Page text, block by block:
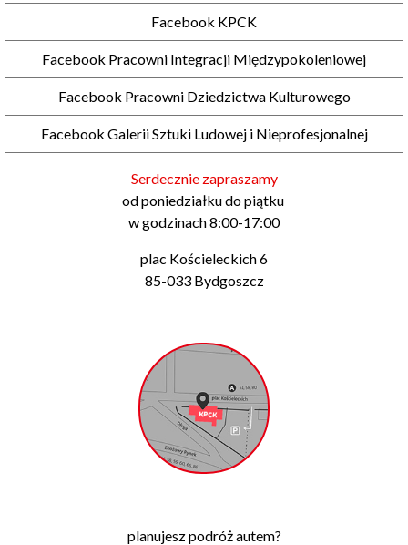
Facebook KPCK
Facebook Pracowni Integracji Międzypokoleniowej
Facebook Pracowni Dziedzictwa Kulturowego
Facebook Galerii Sztuki Ludowej i Nieprofesjonalnej
Serdecznie zapraszamy
od poniedziałku do piątku
w godzinach 8:00-17:00
plac Kościeleckich 6
85-033 Bydgoszcz
planujesz podróż autem?